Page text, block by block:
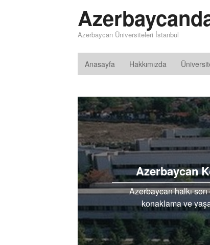
Azerbaycan Üniversiteleri İstanbul
Anasayfa Hakkımızda
Azerbaycan
Azerbaycan halkı
konaklama ve